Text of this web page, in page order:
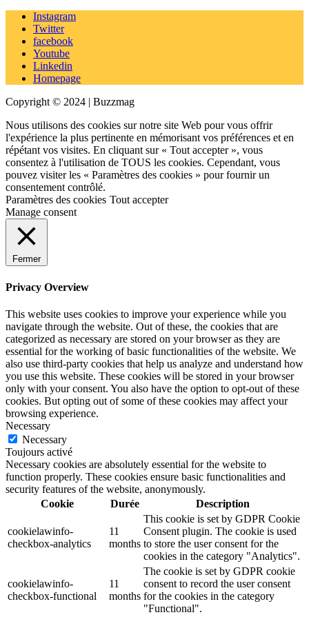
Instagram
Twitter
facebook
Youtube
Linkedin
Homepage
Copyright © 2024 | Buzzmag
Nous utilisons des cookies sur notre site Web pour vous offrir
l'expérience la plus pertinente en mémorisant vos préférences et en
répétant vos visites. En cliquant sur « Tout accepter », vous
consentez à l'utilisation de TOUS les cookies. Cependant, vous
pouvez visiter les « Paramètres des cookies » pour fournir un
consentement contrôlé.
Paramètres des cookies Tout accepter
Manage consent
Fermer
Privacy Overview
This website uses cookies to improve your experience while you
navigate through the website. Out of these, the cookies that are
categorized as necessary are stored on your browser as they are
essential for the working of basic functionalities of the website. We
also use third-party cookies that help us analyze and understand how
you use this website. These cookies will be stored in your browser
only with your consent. You also have the option to opt-out of these
cookies. But opting out of some of these cookies may affect your
browsing experience.
Necessary
Necessary
Toujours activé
Necessary cookies are absolutely essential for the website to
function properly. These cookies ensure basic functionalities and
security features of the website, anonymously.
Cookie
Durée Description
cookielawinfo-
checkbox-analytics
11
months
This cookie is set by GDPR Cookie
Consent plugin. The cookie is used
to store the user consent for the
cookies in the category "Analytics".
cookielawinfo-
checkbox-functional
11
months
The cookie is set by GDPR cookie
consent to record the user consent
for the cookies in the category
"Functional".